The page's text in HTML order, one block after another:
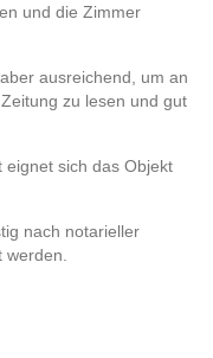
und die Zimmer
ausreichend, um an
zu lesen und gut
sich das Objekt
nach notarieller
werden.